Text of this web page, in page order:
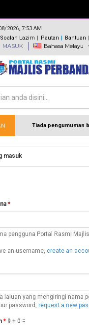
2026, 7:53 AM
Soalan Lazim Pautan Bantuan
MASUK Bahasa Melayu
Tiada pengumuman
sini
masuk
*
pengguna Portal Rasmi
an username, create an
laluan yang mengiringi nama
password,request a new
* 9 + 0 =